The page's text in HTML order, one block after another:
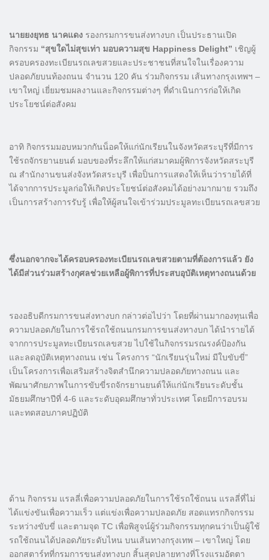
นายยงยุทธ นาคแดง รองกรมการขนส่งทางบก เป็นประธานเปิด
กิจกรรม “สุขใดไม่สุขเท่า มอบความสุข Happiness Delight” เชิญผู้
ครอบครองทะเบียนรถเลขสวยและประชาชนที่สนใจในเรื่องความ
ปลอดภัยบนท้องถนน จำนวน 120 คัน ร่วมกิจกรรม เส้นทางกรุงเทพฯ –
เขาใหญ่ เยี่ยมชมผลงานและกิจกรรมต่างๆ ที่ดำเนินการก่อให้เกิด
ประโยชน์ต่อสังคม
อาทิ กิจกรรมมอบหมวกกันน็อคให้แก่นักเรียนในจังหวัดสระบุรีที่มีการ
ใช้รถจักรยานยนต์ มอบของที่ระลึกให้แก่สมาคมผู้พิการจังหวัดสระบุรี
ณ สำนักงานขนส่งจังหวัดสระบุรี เพื่อป็นการแสดงให้เห็นว่ารายได้ที่
ได้จากการประมูลก่อให้เกิดประโยชน์ต่อสังคมได้อย่างมากมาย รวมถึง
เป็นการสร้างการรับรู้ เพื่อให้ผู้สนใจเข้าร่วมประมูลทะเบียนรถเลขสวย
ซึ่งนอกจากจะได้ครอบครองทะเบียนรถเลขสวยตามที่ต้องการแล้ว ยัง
ได้มีส่วนร่วมสร้างกุศลช่วยเหลือผู้พิการที่ประสบอุบัติเหตุทางถนนด้วย
รองอธิบดีกรมการขนส่งทางบก กล่าวต่อไปว่า โดยที่ผ่านมากองทุนเพื่อ
ความปลอดภัยในการใช้รถใช้ถนนกรมการขนส่งทางบก ได้นำรายได้
จากการประมูลทะเบียนรถเลขสวย ไปใช้ในกิจกรรมรณรงค์ป้องกัน
และลดอุบัติเหตุทางถนน เช่น โครงการ “นักเรียนรุ่นใหม่ มีใบขับขี่”
เป็นโครงการเพื่อเสริมสร้างจิตสำนึกความปลอดภัยทางถนน และ
พัฒนาศักยภาพในการขับขี่รถจักรยานยนต์ให้แก่นักเรียนระดับชั้น
มัธยมศึกษาปีที่ 4-6 และระดับอุดมศึกษาทั่วประเทศ โดยมีการอบรม
และทดสอบภาคปฏิบัติ
ด้าน กิจกรรม แรลลี่เพื่อความปลอดภัยในการใช้รถใช้ถนน แรลลี่ที่ไม่
ได้แข่งขันเพื่อความเร็ว แต่แข่งเพื่อความปลอดภัย สอดแทรกกิจกรรม
ระหว่างขับขี่ และตามจุด TC เพื่อพิสูจน์ผู้ร่วมกิจกรรมทุกคนว่าเป็นผู้ใช้
รถใช้ถนนได้ปลอดภัยระดับไหน บนเส้นทางกรุงเทพ – เขาใหญ่ โดย
ออกสตาร์ทที่กรมการขนส่งทางบก สิ้นสุดปลายทางที่โรงแรมอัตตา